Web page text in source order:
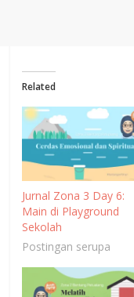
Related
Jurnal Zona 3 Day 6:
Main di Playground
Sekolah
Postingan serupa